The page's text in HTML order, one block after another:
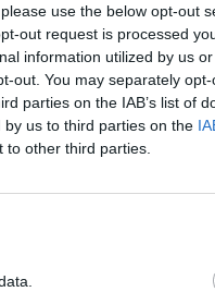
use the below opt-out
out request is processed
information utilized by us
out. You may separately
parties on the IAB’s list of
us to third parties on the
other third parties.
5
σημείο
δεν
σχοινιού